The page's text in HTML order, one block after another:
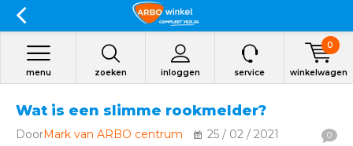
zoeken inloggen
menu service winkelwagen
0
Wat is een slimme rookmelder?
DoorMark van ARBO centrum 25 / 02 / 2021 0